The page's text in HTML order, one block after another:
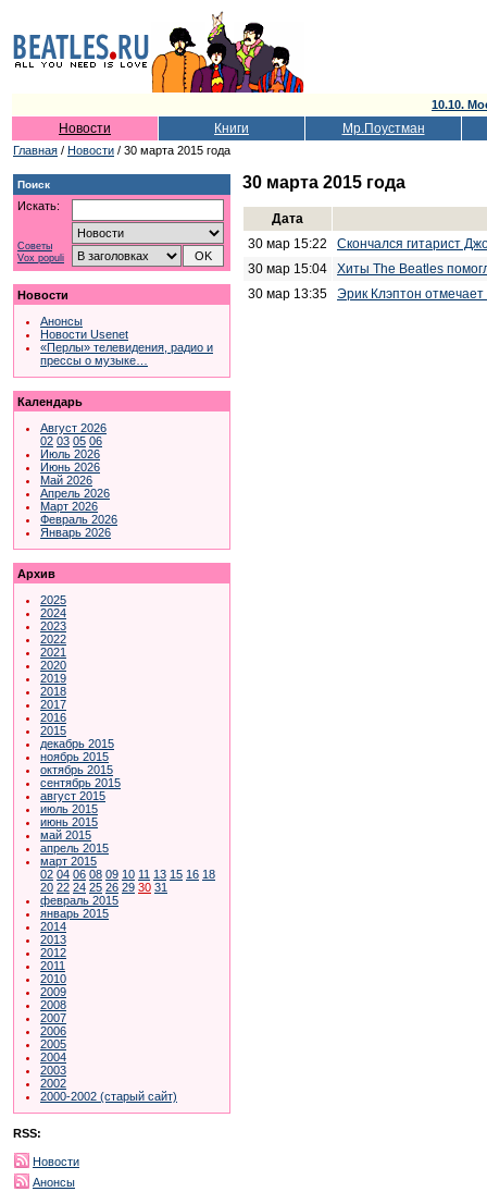
10.10.
Новости Книги Мр.Поустман
Главная / Новости / 30 марта 2015 года
Поиск
Искать:
Советы
Vox populi
Новости
Анонсы
Новости Usenet
«Перлы» телевидения, радио и
прессы о музыке…
Календарь
Август 2026
02 03 05 06
Июль 2026
Июнь 2026
Май 2026
Апрель 2026
Март 2026
Февраль 2026
Январь 2026
Архив
2025
2024
2023
2022
2021
2020
2019
2018
2017
2016
2015
декабрь 2015
ноябрь 2015
октябрь 2015
сентябрь 2015
август 2015
июль 2015
июнь 2015
май 2015
апрель 2015
март 2015
02 04 06 08 09 10 11 13 15 16 18
20 22 24 25 26 29 30 31
февраль 2015
январь 2015
2014
2013
2012
2011
2010
2009
2008
2007
2006
2005
2004
2003
2002
2000-2002 (старый сайт)
RSS:
Новости
Анонсы
30 марта 2015 года
Дата
30 мар 15:22
Скончался гитарист
30 мар 15:04
Хиты The Beatles
30 мар 13:35
Эрик Клэптон